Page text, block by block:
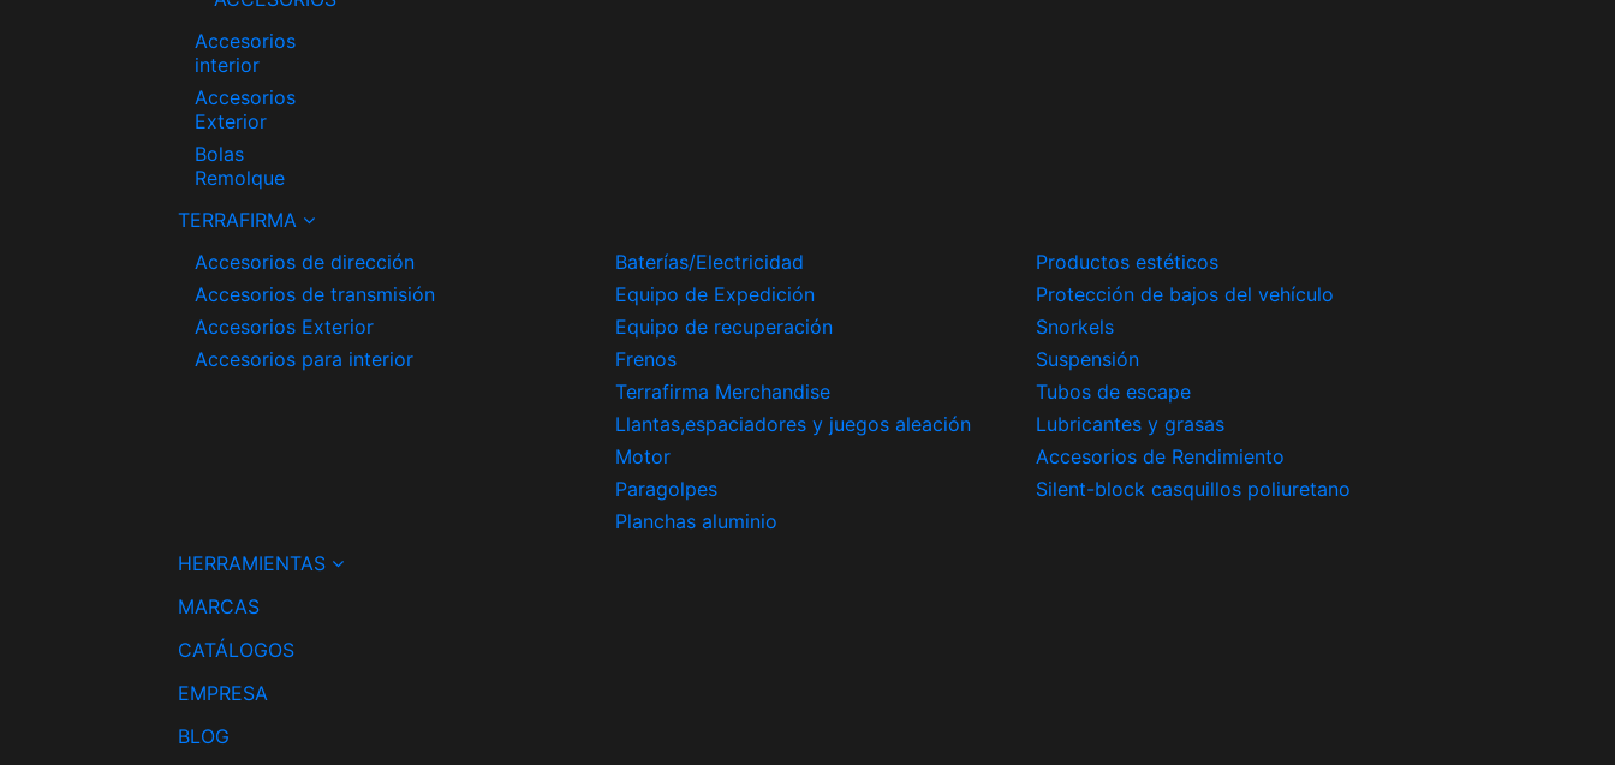
Accesorios
interior
Accesorios
Exterior
Bolas
Remolque
TERRAFIRMA
Accesorios de dirección
Accesorios de transmisión
Accesorios Exterior
Accesorios para interior
Baterías/Electricidad
Equipo de Expedición
Equipo de recuperación
Frenos
Terrafirma Merchandise
Llantas,espaciadores y juegos aleación
Motor
Paragolpes
Planchas aluminio
Productos estéticos
Protección de bajos del vehículo
Snorkels
Suspensión
Tubos de escape
Lubricantes y grasas
Accesorios de Rendimiento
Silent-block casquillos poliuretano
HERRAMIENTAS
MARCAS
CATÁLOGOS
EMPRESA
BLOG